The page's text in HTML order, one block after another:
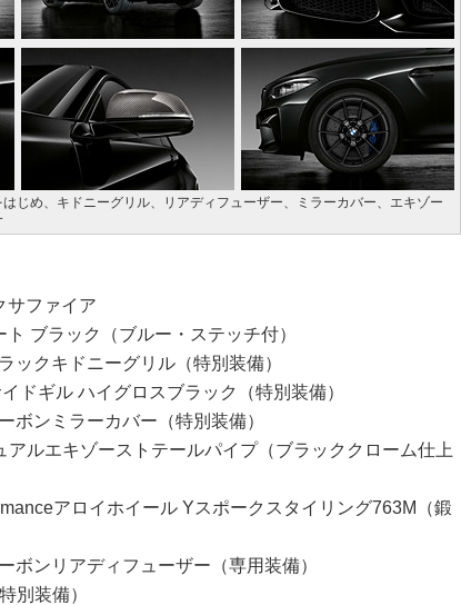
じめ、キドニーグリル、リアディフューザー、ミラーカバー、エキゾー
サファイア
ト ブラック（ブルー・ステッチ付）
ックキドニーグリル（特別装備）
ドギル ハイグロスブラック（特別装備）
ボンミラーカバー（特別装備）
アルエキゾーストテールパイプ（ブラッククローム仕上
アロイホイール Yスポークスタイリング763M（鍛
ボンリアディフューザー（専用装備）
別装備）